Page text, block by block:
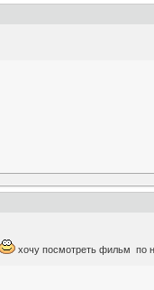
хочу посмотреть фильм по